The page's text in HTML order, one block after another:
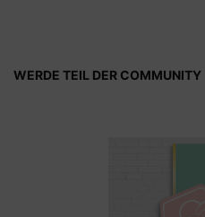
WERDE TEIL DER COMMUNITY